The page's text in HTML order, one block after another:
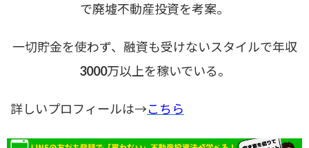
で廃墟不動産投資を考案。
一切貯金を使わず、融資も受けないスタイルで年収
3000万以上を稼いでいる。
詳しいプロフィールは→こちら